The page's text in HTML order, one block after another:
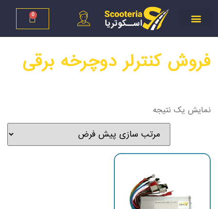
0
فروش کنترلر دوچرخه برقی
نمایش یک نتیجه